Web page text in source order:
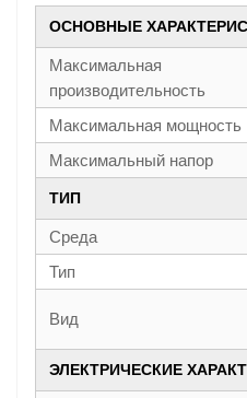
ОСНОВНЫЕ
Максимальная
производительность
Максимальная мощность
Максимальный напор
ТИП
Среда
Тип
Вид
ЭЛЕКТРИЧЕСКИЕ